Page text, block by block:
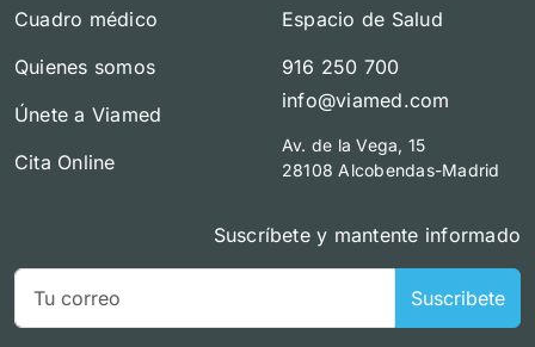
Cuadro médico
Quienes somos
Únete a Viamed
Cita Online
Espacio de Salud
916 250 700
info@viamed.com
Av. de la Vega, 15
28108 Alcobendas-Madrid
Suscríbete y mantente informado
Suscribete